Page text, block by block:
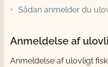
Sådan anmelder du
Anmeldelse af
Anmeldelse af ulovligt